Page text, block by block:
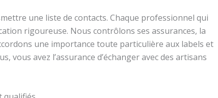
une liste de contacts. Chaque professionnel qui
rigoureuse. Nous contrôlons ses assurances, la
une importance toute particulière aux labels et
vous avez l’assurance d’échanger avec des artisans